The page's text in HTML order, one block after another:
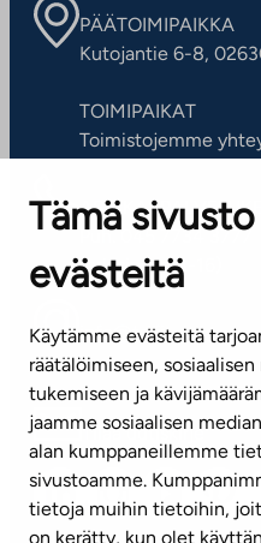
Tämä
evästeitä
Käytämme evästeitä
räätälöimiseen,
tukemiseen ja
jaamme sosiaalisen
alan kumppaneillemme
sivustoamme.
tietoja muihin tietoihin,
on kerätty, kun olet
PÄÄTOIMIPAIKKA
Kutojantie 6-8,
TOIMIPAIKAT
Toimistojemme
Puh. 045 7734 3777
(arkisin klo 8-16)
info@ta.fi
Tilaa uutiskirje